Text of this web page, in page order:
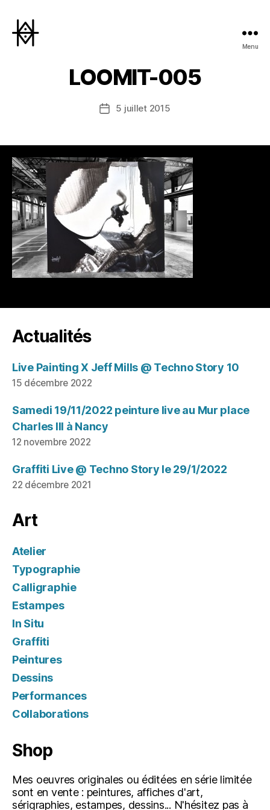
Menu
LOOMIT-005
Date5 juillet 2015
Actualités
Live Painting X Jeff Mills @ Techno Story 10
15 décembre 2022
Samedi 19/11/2022 peinture live au Mur place
Charles III à Nancy
12 novembre 2022
Graffiti Live @ Techno Story le 29/1/2022
22 décembre 2021
Art
Atelier
Typographie
Calligraphie
Estampes
In Situ
Graffiti
Peintures
Dessins
Performances
Collaborations
Shop
Mes oeuvres originales ou éditées en série limitée
sont en vente : peintures, affiches d'art,
sérigraphies, estampes, dessins... N'hésitez pas à